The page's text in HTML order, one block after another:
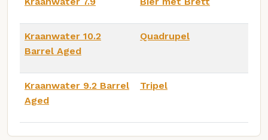
Kraanwater 10.2
Barrel Aged
Quadrupel
Kraanwater 9.2 Barrel
Aged
Tripel